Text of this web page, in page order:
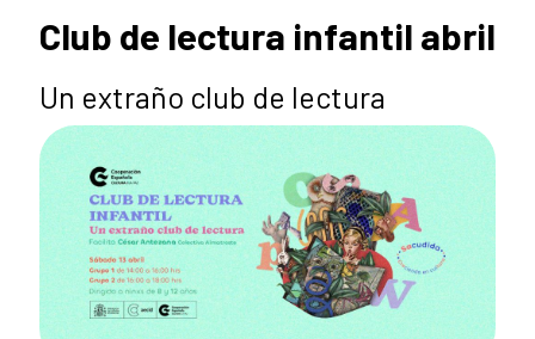
Club de lectura infantil abril
Un extraño club de lectura